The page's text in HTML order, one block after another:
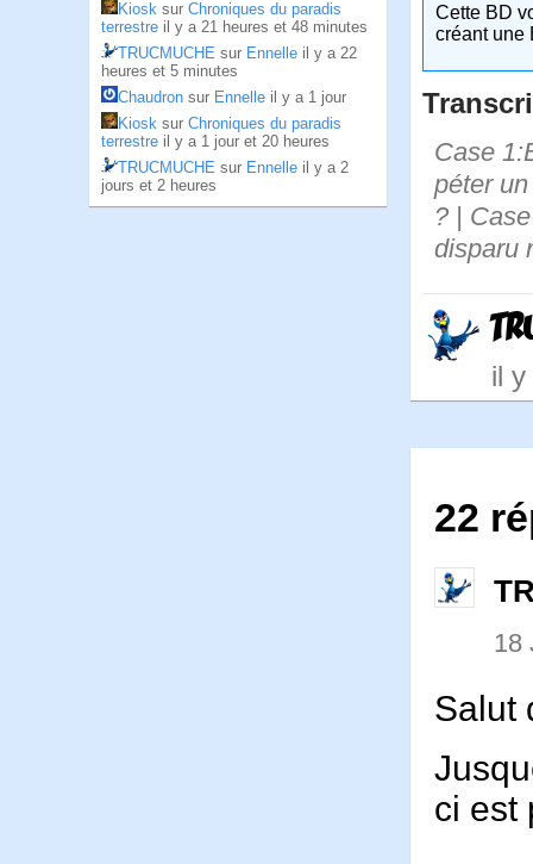
Kiosk sur Chroniques du paradis
terrestre il y a 21 heures et 48 minutes
TRUCMUCHE sur Ennelle il y a 22
heures et 5 minutes
Chaudron sur Ennelle il y a 1 jour
Kiosk sur Chroniques du paradis
terrestre il y a 1 jour et 20 heures
TRUCMUCHE sur Ennelle il y a 2
jours et 2 heures
Cette BD
créant une
Case
péter
? |
disparu
il
22
18
Salut
ci est